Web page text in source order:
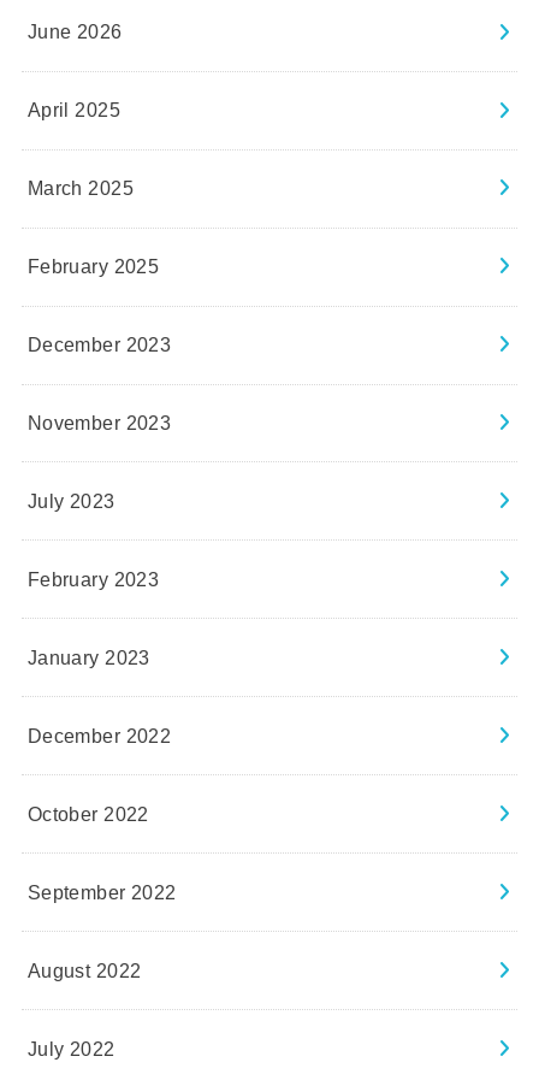
June 2026
April 2025
March 2025
February 2025
December 2023
November 2023
July 2023
February 2023
January 2023
December 2022
October 2022
September 2022
August 2022
July 2022